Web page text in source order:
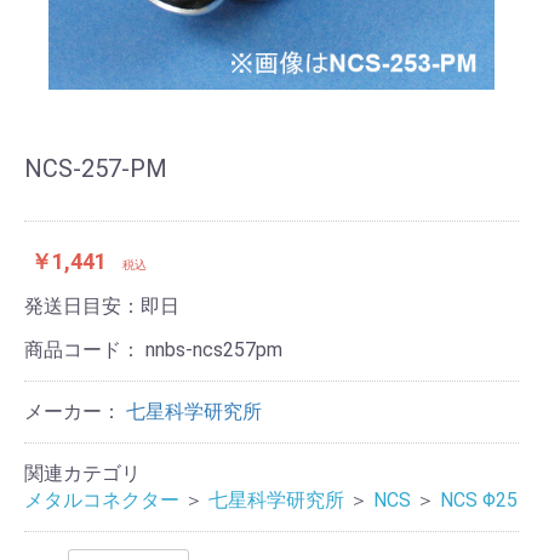
NCS-257-PM
￥1,441 税込
発送日目安：即日
商品コード： nnbs-ncs257pm
メーカー： 七星科学研究所
関連カテゴリ
メタルコネクター ＞ 七星科学研究所 ＞ NCS ＞ NCS Φ25